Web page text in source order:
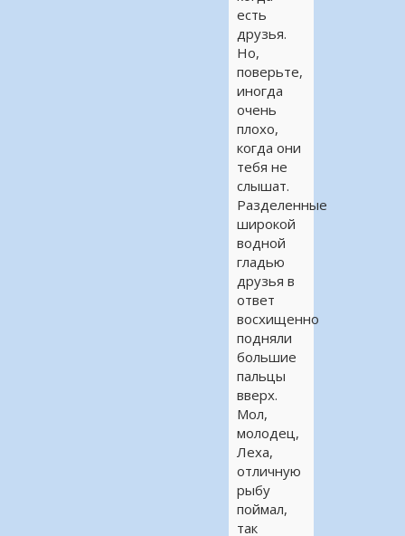
есть
друзья.
Но,
поверьте,
иногда
очень
плохо,
когда они
тебя не
слышат.
Разделенные
широкой
водной
гладью
друзья в
ответ
восхищенно
подняли
большие
пальцы
вверх.
Мол,
молодец,
Леха,
отличную
рыбу
поймал,
так